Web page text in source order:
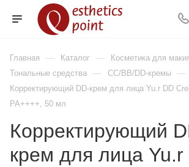
Главная — Каталог — Косметика для
Тональные средства — CC/BB/DD-кремы —
Корректирующий DD-крем для лица Yu.r DD
PA++++, 50 мл
Корректирующий
крем для лица Yu.r